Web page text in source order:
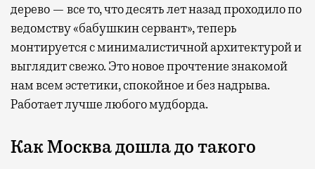
дерево — все то, что десять лет назад проходило по
ведомству «бабушкин сервант», теперь
монтируется с минималистичной архитектурой и
выглядит свежо. Это новое прочтение знакомой
нам всем эстетики, спокойное и без надрыва.
Работает лучше любого мудборда.
Как Москва дошла до такого